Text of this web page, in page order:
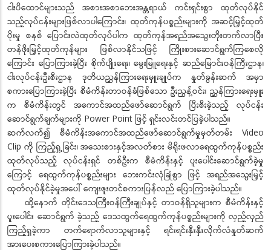
ငါးပိထောင်များသည် အစားအစာဘေးအန္တရာယ် ကင်းရှင်းစွာ ထုတ်လုပ်နိုင်
သည့်လုပ်ငန်းများဖြစ်လာပါကြောင်း၊ ထုတ်ကုန်ပစ္စည်းများကို အဆင့်မြှင့်ထုတ်
ပိုးမှု စနစ် ပြောင်းလဲထုတ်လုပ်ပါက ထုတ်ကုန်အရည်အသွေးတိုးတက်လာပြီး
တန်ဖိုးမြှင့်ထုတ်ကုန်များ ဖြစ်လာနိုင်သဖြင့် ကြိုးစားဆောင်ရွက်ကြစေလို
ကြောင်း ပြောကြားခဲ့ပြီး စိုက်ပျိုးရေး၊ မွေးမြူရေးနှင့် ဆည်မြောင်းဝန်ကြီးဌာန၊
ငါးလုပ်ငန်းဦးစီးဌာန ဒုတိယညွှန်ကြားရေးမှူးချုပ်က နှုတ်ခွန်းဆက် အမှာ
စကားပြောကြားခဲ့ပြီး စီမံကိန်းတာဝန်ခံဖြစ်သော ဦးညွန့်ဝင်း၊ ညွှန်ကြားရေးမှူး
က စီမံကိန်းတွင် အကောင်အထည်ဖော်ဆောင်ရွက် ပြီးစီးခဲ့သည့် လုပ်ငန်း
ဆောင်ရွက်ချက်များကို Power Point ဖြင့် ရှင်းလင်းတင်ပြခဲ့ပါသည်။
ဆက်လက်၍ စီမံကိန်းအကောင်အထည်ဖော်ဆောင်ရွက်မှုမှတ်တမ်း Video
Clip ကို ကြည့်ရှု့ခြင်း၊ အသေးစားနှင့်အလတ်စား မိရိုးဖလာရေထွက်ကုန်ပစ္စည်း
ထုတ်လုပ်သည့် လုပ်ငန်းရှင် တစ်ဦးက စီမံကိန်းနှင့် ပူးပေါင်းဆောင်ရွက်ခဲ့မှု
ကြောင့် ရေထွက်ကုန်ပစ္စည်းများ ဘေးကင်းလုံခြုံစွာ ဖြင့် အရည်အသွေးမြှင့်
ထုတ်လုပ်နိုင်ခဲ့မှုအပေါ် ကျေးဇူးတင်စကားပြန်လည် ပြောကြားခဲ့ပါသည်။
ထို့နောက် တိုင်းဒေသကြီးဝန်ကြီးချုပ်နှင့် တာဝန်ရှိသူများက စီမံကိန်းနှင့်
ပူးပေါင်း ဆောင်ရွက် ခဲ့သည့် ဒေသထွက်ရေထွက်ကုန်ပစ္စည်းများကို လှည့်လှည်
ကြည့်ရှုခဲ့ကာ တက်ရောက်လာသူများနှင့် ရင်းရင်းနှီးနှီးလိုက်လံနှုတ်ဆက်
အားပေးစကားပြောကြားခဲ့ပါသည်။